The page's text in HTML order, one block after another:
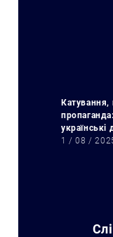
Катування,
українські
1 / 08 /